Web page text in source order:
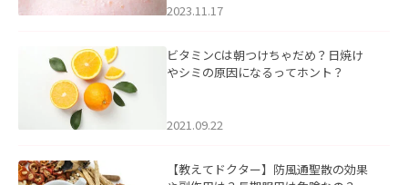
2023.11.17
ビタミンCは朝つけちゃだめ？日焼け
やシミの原因になるってホント？
2021.09.22
【教えてドクター】防風通聖散の効果